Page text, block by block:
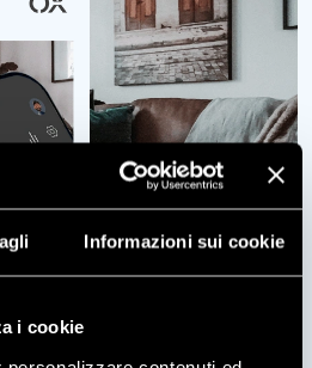
Informazioni sui cookie
i cookie